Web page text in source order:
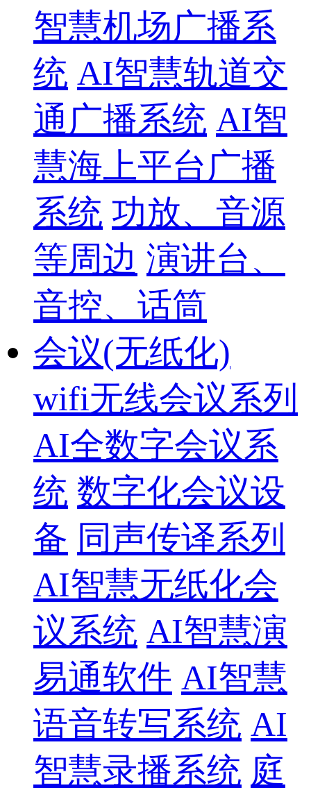
智慧机场广播系
统 AI智慧轨道交
通广播系统 AI智
慧海上平台广播
系统 功放、音源
等周边 演讲台、
音控、话筒
会议(无纸化)
wifi无线会议系列
AI全数字会议系
统 数字化会议设
备 同声传译系列
AI智慧无纸化会
议系统 AI智慧演
易通软件 AI智慧
语音转写系统 AI
智慧录播系统 庭